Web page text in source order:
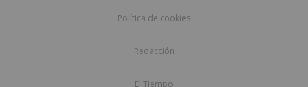
Política de cookies
Redacción
El Tiempo